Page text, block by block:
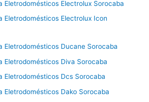
Eletrodomésticos Electrolux Sorocaba
Eletrodomésticos Electrolux Icon
Eletrodomésticos Ducane Sorocaba
Eletrodomésticos Diva Sorocaba
Eletrodomésticos Dcs Sorocaba
Eletrodomésticos Dako Sorocaba